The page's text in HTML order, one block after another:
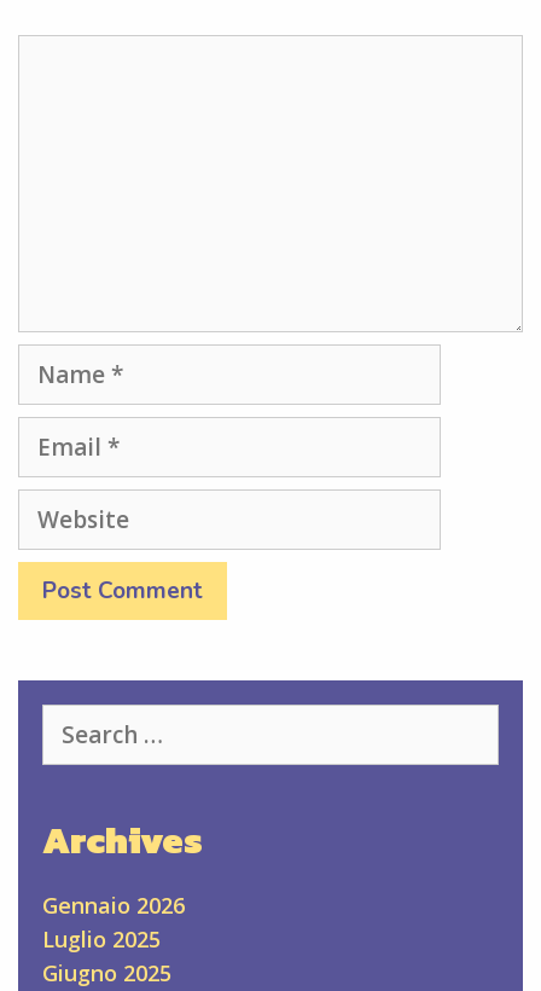
Name
Email
Website
for:
Archives
Gennaio 2026
Luglio 2025
Giugno 2025